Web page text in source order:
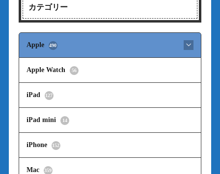
カテゴリー
Apple 490
Apple Watch 56
iPad 127
iPad mini 14
iPhone 152
Mac 359